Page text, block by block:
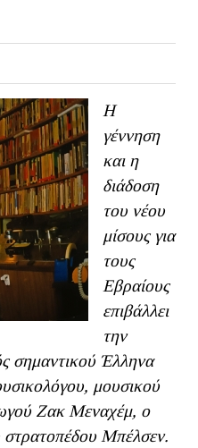
Η
γέννηση
και η
διάδοση
του νέου
μίσους για
τους
Εβραίους
επιβάλλει
την
σημαντικού Έλληνα
μουσικού
Ζακ Μεναχέμ, ο
στρατοπέδου Μπέλσεν.